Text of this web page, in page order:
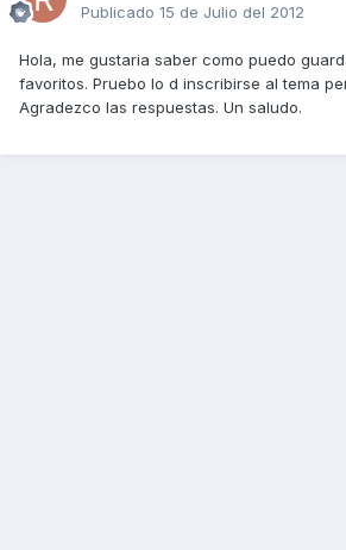
Publicado 15 de Julio del 2012
Hola, me gustaria saber como puedo
favoritos. Pruebo lo d inscribirse al tema
Agradezco las respuestas. Un saludo.